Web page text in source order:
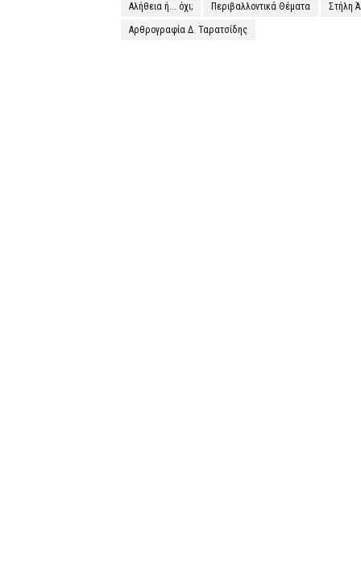
Αλήθεια ή... όχι; Περιβαλλοντικά Θέματα Στήλη
Αρθρογραφία Δ. Ταρατσίδης